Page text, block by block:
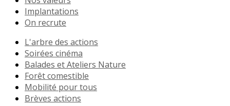
Implantations
On recrute
L'arbre des actions
Soirées cinéma
Balades et Ateliers Nature
Forêt comestible
Mobilité pour tous
Brèves actions